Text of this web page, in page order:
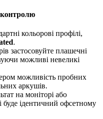
контролю
кольорові профілі,
.
застосовуйте плашечні
можливі невеликі
можливість пробних
аркушів.
на моніторі або
ідентичний офсетному